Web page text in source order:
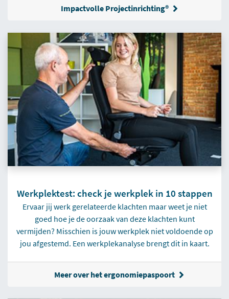
Impactvolle Projectinrichting®
Werkplektest: check je werkplek in 10 stappen
Ervaar jij werk gerelateerde klachten maar weet je niet
goed hoe je de oorzaak van deze klachten kunt
vermijden? Misschien is jouw werkplek niet voldoende op
jou afgestemd. Een werkplekanalyse brengt dit in kaart.
Meer over het ergonomiepaspoort